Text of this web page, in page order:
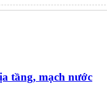
tầng, mạch nước